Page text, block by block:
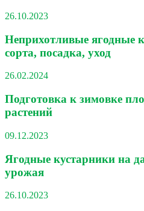
26.10.2023
Неприхотливые ягодные
сорта, посадка, уход
26.02.2024
Подготовка к зимовке
растений
09.12.2023
Ягодные кустарники на
урожая
26.10.2023